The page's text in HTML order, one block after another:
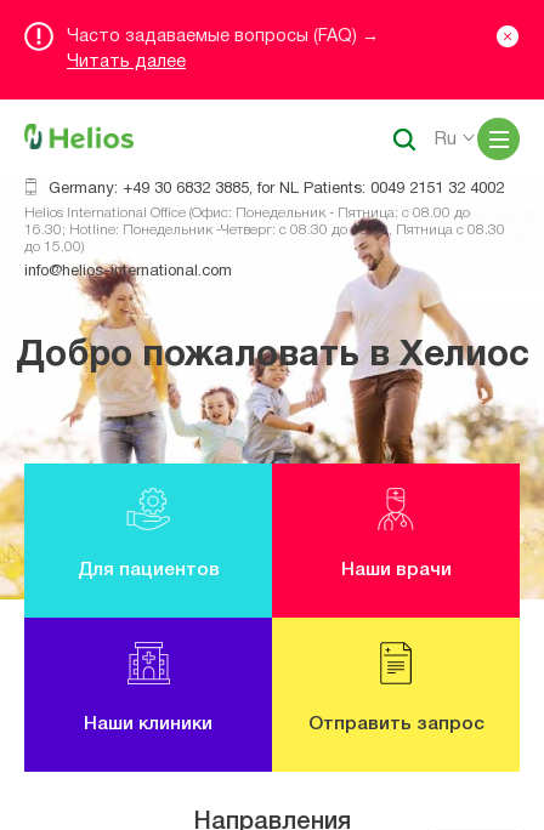
Часто задаваемые вопросы (FAQ) →
Читать далее
Germany: +49 30 6832 3885, for NL Patients: 0049 2151 32 4002
Helios International Office (Офис: Понедельник - Пятница: с 08.00 до
16.30; Hotline: Понедельник -Четверг: с 08.30 до 16.00, Пятница с 08.30
до 15.00)
info@helios-international.com
Ru
Добро пожаловать в Хелиос
Для пациентов Наши врачи
Наши клиники Отправить запрос
Направления